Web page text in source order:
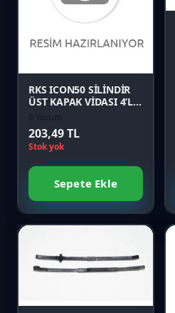
Karşılaştır
RKS ICON50 SİLİNDİR
ÜST KAPAK VİDASI 4’LÜ
203,49 TL
Stok yok
Sepete Ekle
Favori
Karşılaştır